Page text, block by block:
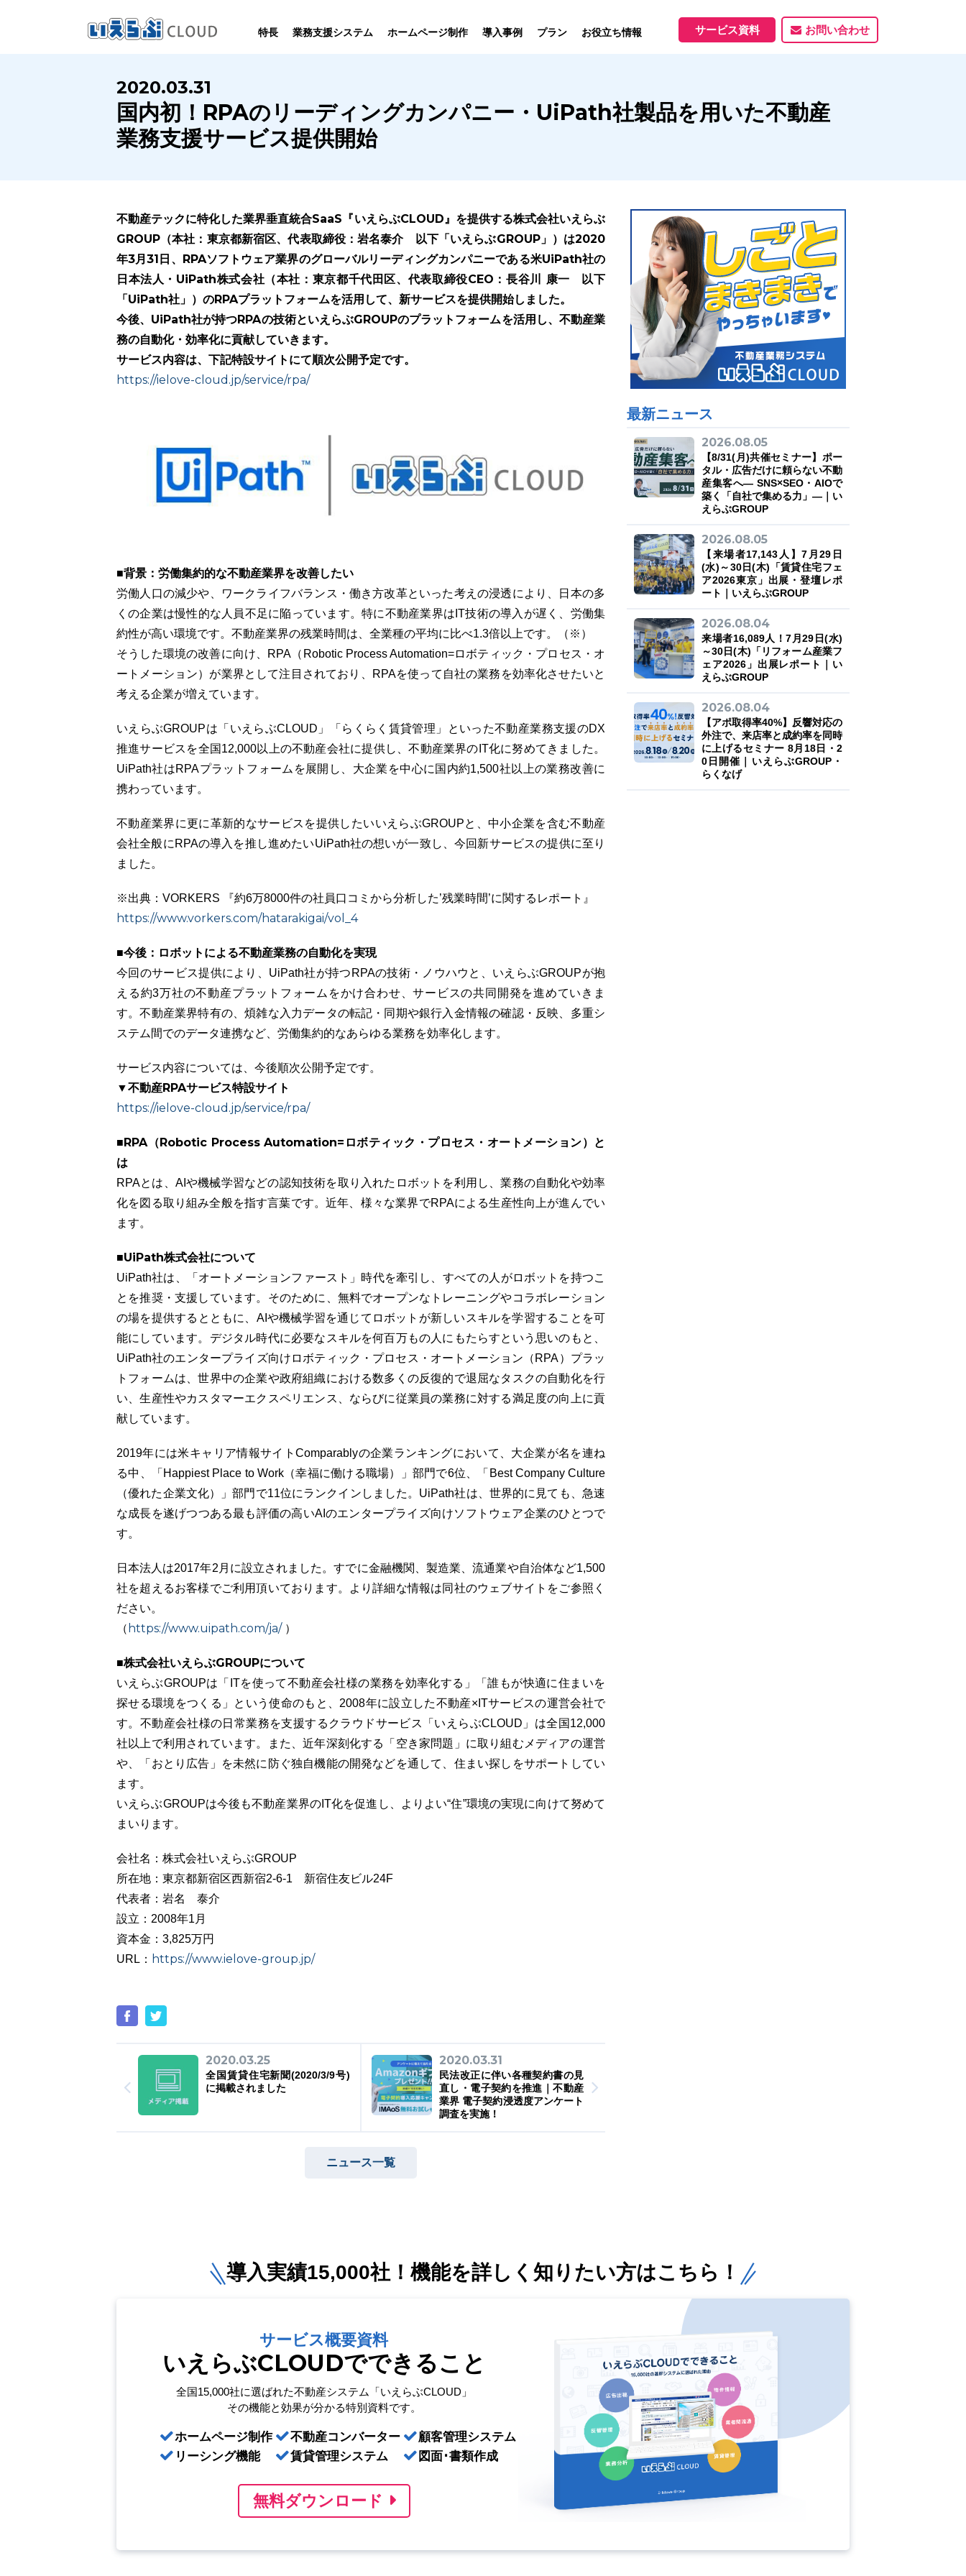
特長 業務支援システム
SYSTEM
いえらぶCLOUDは不動産業務を
幅広く支援しています。
業務向け機能 業務向け機能
賃貸管理
業務向け機能
サービス一覧
ホームページ制作
HOMEPAGE
いえらぶは集客用ホームページを
不動産業に特化して制作しています。
制作について
制作の流れ
制作実績
導入事例
PERFORMANCE
いえらぶCLOUDを実際にご利用の
お客様の声と制作実績のご紹介です。
ユーザーインタビュー ホームページ制作実績
プラン お役立ち情報
INFORMATION
いえらぶCLOUDや不動産業界に関する
ニュース･ノウハウをお伝えします。
ニュース一覧 お役立ちブログ 資料ダウンロード
サービス資料 お問い合わせ
2020.03.31
国内初！RPAのリーディングカンパニー・UiPath社製品を用いた不動産
業務支援サービス提供開始
不動産テックに特化した業界垂直統合SaaS『いえらぶCLOUD』を提供する株式会社いえらぶ
GROUP（本社：東京都新宿区、代表取締役：岩名泰介 以下「いえらぶGROUP」）は2020
年3月31日、RPAソフトウェア業界のグローバルリーディングカンパニーである米UiPath社の
日本法人・UiPath株式会社（本社：東京都千代田区、代表取締役CEO：長谷川 康一 以下
「UiPath社」）のRPAプラットフォームを活用して、新サービスを提供開始しました。
今後、UiPath社が持つRPAの技術といえらぶGROUPのプラットフォームを活用し、不動産業
務の自動化・効率化に貢献していきます。
サービス内容は、下記特設サイトにて順次公開予定です。
https://ielove-cloud.jp/service/rpa/
■背景：労働集約的な不動産業界を改善したい
労働人口の減少や、ワークライフバランス・働き方改革といった考えの浸透により、日本の多
くの企業は慢性的な人員不足に陥っています。特に不動産業界はIT技術の導入が遅く、労働集
約性が高い環境です。不動産業界の残業時間は、全業種の平均に比べ1.3倍以上です。（※）
そうした環境の改善に向け、RPA（Robotic Process Automation=ロボティック・プロセス・オ
ートメーション）が業界として注目されており、RPAを使って自社の業務を効率化させたいと
考える企業が増えています。
いえらぶGROUPは「いえらぶCLOUD」「らくらく賃貸管理」といった不動産業務支援のDX
推進サービスを全国12,000以上の不動産会社に提供し、不動産業界のIT化に努めてきました。
UiPath社はRPAプラットフォームを展開し、大企業を中心に国内約1,500社以上の業務改善に
携わっています。
不動産業界に更に革新的なサービスを提供したいいえらぶGROUPと、中小企業を含む不動産
会社全般にRPAの導入を推し進めたいUiPath社の想いが一致し、今回新サービスの提供に至り
ました。
※出典：VORKERS 『約6万8000件の社員口コミから分析した’残業時間’に関するレポート』
https://www.vorkers.com/hatarakigai/vol_4
■今後：ロボットによる不動産業務の自動化を実現
今回のサービス提供により、UiPath社が持つRPAの技術・ノウハウと、いえらぶGROUPが抱
える約3万社の不動産プラットフォームをかけ合わせ、サービスの共同開発を進めていきま
す。不動産業界特有の、煩雑な入力データの転記・同期や銀行入金情報の確認・反映、多重シ
ステム間でのデータ連携など、労働集約的なあらゆる業務を効率化します。
サービス内容については、今後順次公開予定です。
▼不動産RPAサービス特設サイト
https://ielove-cloud.jp/service/rpa/
■RPA（Robotic Process Automation=ロボティック・プロセス・オートメーション）と
は
RPAとは、AIや機械学習などの認知技術を取り入れたロボットを利用し、業務の自動化や効率
化を図る取り組み全般を指す言葉です。近年、様々な業界でRPAによる生産性向上が進んでい
ます。
■UiPath株式会社について
UiPath社は、「オートメーションファースト」時代を牽引し、すべての人がロボットを持つこ
とを推奨・支援しています。そのために、無料でオープンなトレーニングやコラボレーション
の場を提供するとともに、AIや機械学習を通じてロボットが新しいスキルを学習することを可
能にしています。デジタル時代に必要なスキルを何百万もの人にもたらすという思いのもと、
UiPath社のエンタープライズ向けロボティック・プロセス・オートメーション（RPA）プラッ
トフォームは、世界中の企業や政府組織における数多くの反復的で退屈なタスクの自動化を行
い、生産性やカスタマーエクスペリエンス、ならびに従業員の業務に対する満足度の向上に貢
献しています。
2019年には米キャリア情報サイトComparablyの企業ランキングにおいて、大企業が名を連ね
る中、「Happiest Place to Work（幸福に働ける職場）」部門で6位、「Best Company Culture
（優れた企業文化）」部門で11位にランクインしました。UiPath社は、世界的に見ても、急速
な成長を遂げつつある最も評価の高いAIのエンタープライズ向けソフトウェア企業のひとつで
す。
日本法人は2017年2月に設立されました。すでに金融機関、製造業、流通業や自治体など1,500
社を超えるお客様でご利用頂いております。より詳細な情報は同社のウェブサイトをご参照く
ださい。
（ https://www.uipath.com/ja/）
■株式会社いえらぶGROUPについて
いえらぶGROUPは「ITを使って不動産会社様の業務を効率化する」「誰もが快適に住まいを
探せる環境をつくる」という使命のもと、2008年に設立した不動産×ITサービスの運営会社で
す。不動産会社様の日常業務を支援するクラウドサービス「いえらぶCLOUD」は全国12,000
社以上で利用されています。また、近年深刻化する「空き家問題」に取り組むメディアの運営
や、「おとり広告」を未然に防ぐ独自機能の開発などを通して、住まい探しをサポートしてい
ます。
いえらぶGROUPは今後も不動産業界のIT化を促進し、よりよい“住”環境の実現に向けて努めて
まいります。
会社名：株式会社いえらぶGROUP
所在地：東京都新宿区西新宿2-6-1 新宿住友ビル24F
代表者：岩名 泰介
設立：2008年1月
資本金：3,825万円
URL： https://www.ielove-group.jp/
2020.03.25
全国賃貸住宅新聞(2020/3/9号)
に掲載されました
2020.03.31
民法改正に伴い各種契約書の見
直し・電子契約を推進｜不動産
業界 電子契約浸透度アンケート
調査を実施！
ニュース一覧
最新ニュース
2026.08.05
【8/31(月)共催セミナー】ポー
タル・広告だけに頼らない不動
産集客へ― SNS×SEO・AIOで
築く「自社で集める力」―｜い
えらぶGROUP
2026.08.05
【来場者17,143人】7月29日
(水)～30日(木)「賃貸住宅フェ
ア2026東京」出展・登壇レポ
ート｜いえらぶGROUP
2026.08.04
来場者16,089人！7月29日(水)
～30日(木)「リフォーム産業フ
ェア2026」出展レポート｜い
えらぶGROUP
2026.08.04
【アポ取得率40%】反響対応の
外注で、来店率と成約率を同時
に上げるセミナー 8月18日・2
0日開催｜いえらぶGROUP・
らくなげ
導入実績15,000社！ 機能を詳しく知りたい方はこちら！
サービス概要資料
いえらぶCLOUDでできること
全国15,000社に選ばれた不動産システム「いえらぶCLOUD」
その機能と効果が分かる特別資料です。
ホームページ制作
リーシング機能
不動産コンバーター
賃貸管理システム
顧客管理システム
図面･書類作成
無料ダウンロード